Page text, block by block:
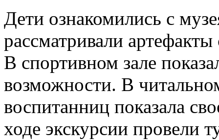
Дети ознакомились с
рассматривали
В спортивном зале
возможности. В
воспитанниц показала
ходе экскурсии провели